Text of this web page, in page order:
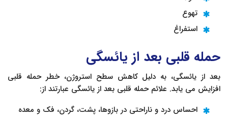
تهوع
استفراغ
حمله قلبی بعد از یائسگی
بعد از یائسگی، به دلیل کاهش سطح استروژن، خطر حمله قلبی
افزایش می یابد. علائم حمله قلبی بعد از یائسگی عبارتند از:
احساس درد و ناراحتی در بازوها، پشت، گردن، فک و معده